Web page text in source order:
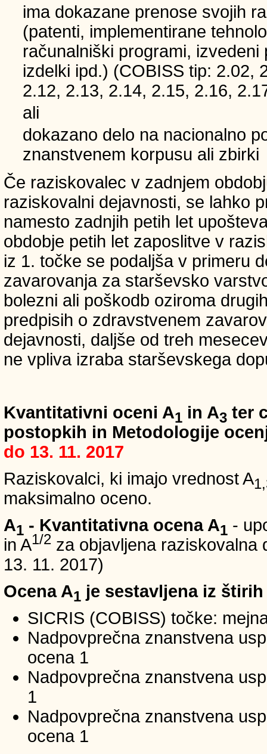
ima dokazane prenose svojih
(patenti, implementirane
računalniški programi, izvedeni
izdelki ipd.) (COBISS tip: 2.02,
2.12, 2.13, 2.14, 2.15, 2.16,
ali
dokazano delo na nacionalno
znanstvenem korpusu ali zbirki
Če raziskovalec v zadnjem
raziskovalni dejavnosti, se lahko
namesto zadnjih petih let
obdobje petih let zaposlitve v
iz 1. točke se podaljša v primeru
zavarovanja za starševsko
bolezni ali poškodb oziroma
predpisih o zdravstvenem
dejavnosti, daljše od treh
ne vpliva izraba starševskega
Kvantitativni oceni A1 in A3 ter
postopkih in Metodologije
do 13. 11. 2017
Raziskovalci, ki imajo vrednost A
maksimalno oceno.
A1 - Kvantitativna ocena A1 -
in A1/2 za objavljena raziskovalna
13. 11. 2017)
Ocena A1 je sestavljena iz
SICRIS (COBISS) točke:
Nadpovprečna znanstvena
ocena 1
Nadpovprečna znanstvena
1
Nadpovprečna znanstvena
ocena 1